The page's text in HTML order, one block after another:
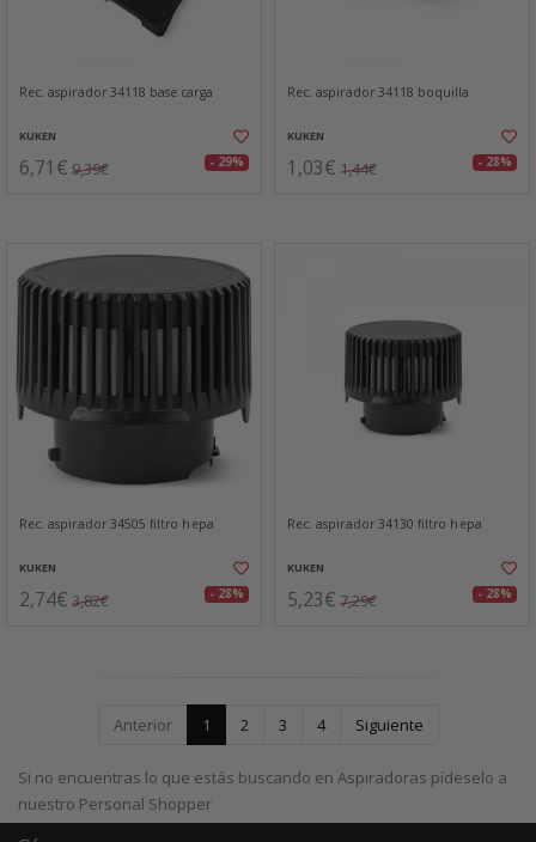
Rec. aspirador 34118 base carga
KUKEN
6,71€ 9,39€ - 29%
Rec. aspirador 34118 boquilla
KUKEN
1,03€ 1,44€ - 28%
Rec. aspirador 34505 filtro hepa
KUKEN
2,74€ 3,82€ - 28%
Rec. aspirador 34130 filtro hepa
KUKEN
5,23€ 7,29€ - 28%
Anterior 1 2 3 4 Siguiente
Si no encuentras lo que estás buscando en Aspiradoras pídeselo a
nuestro Personal Shopper